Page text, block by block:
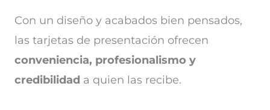
Con un diseño y acabados bien pensados,
las tarjetas de presentación ofrecen
conveniencia, profesionalismo y
credibilidad a quien las recibe.